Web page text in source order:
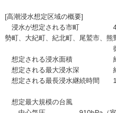
[高潮浸水想定区域の概要]
浸水が想定される市町 4市5
勢町、大紀町、紀北町、尾鷲市、
御浜町、紀
想定される浸水面積 約
想定される最大浸水深 約
想定される最長浸水継続時間 1
想定最大規模の台風